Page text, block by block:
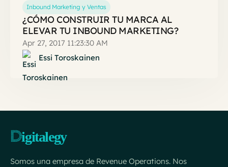
Inbound Marketing y Ventas
¿CÓMO CONSTRUIR TU MARCA AL
ELEVAR TU INBOUND MARKETING?
Apr 27, 2017 11:23:30 AM
Essi Toroskainen
Somos una empresa de Revenue Operations. Nos